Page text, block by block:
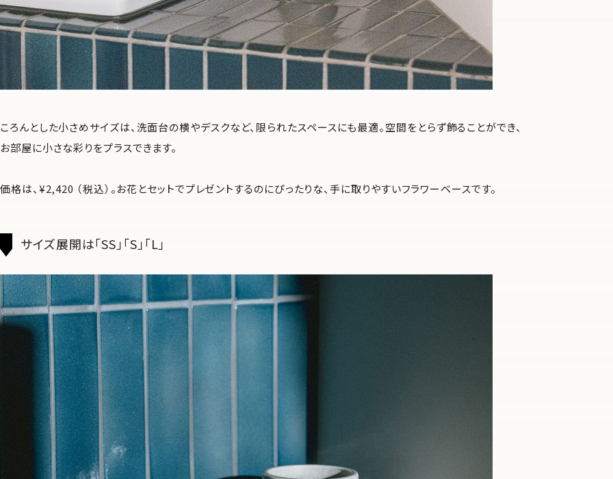
ころんとした小さめサイズは、洗面台の横やデスクなど、限られたスペースにも最適。空間をとらず飾ることができ、
お部屋に小さな彩りをプラスできます。
価格は、¥2,420 （税込）。お花とセットでプレゼントするのにぴったりな、手に取りやすいフラワーベースです。
サイズ展開は「SS」「S」「L」